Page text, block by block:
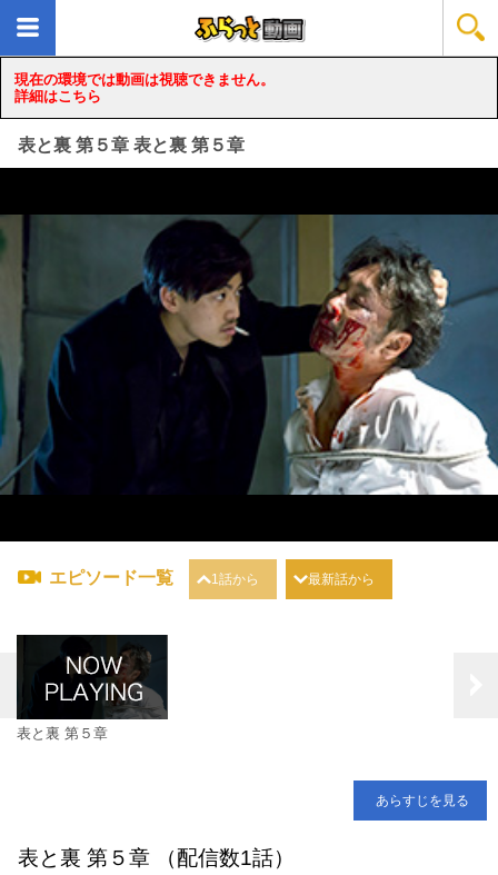
現在の環境では動画は視聴できません。
詳細はこちら
表と裏 第５章 表と裏 第５章
loading...
エピソード一覧 1話から 最新話から
表と裏 第５章
あらすじを見る
表と裏 第５章 （配信数1話）